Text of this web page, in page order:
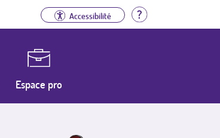
Accessibilité Aide
Espace pro